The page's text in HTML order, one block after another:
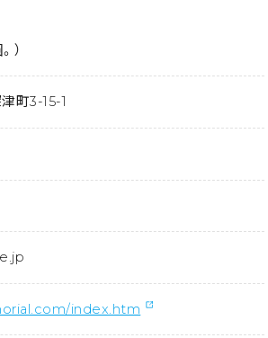
）
町3-15-1
index.htm